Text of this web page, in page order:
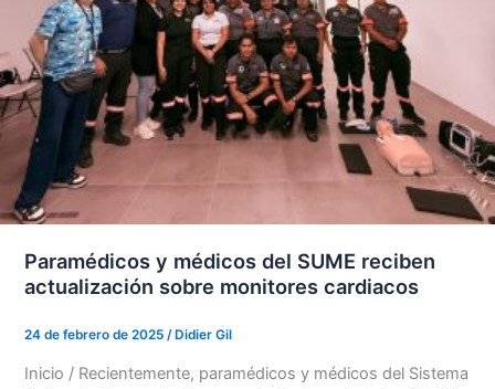
Paramédicos y médicos del SUME reciben
actualización sobre monitores cardiacos
24 de febrero de 2025 / Didier Gil
Inicio / Recientemente, paramédicos y médicos del Sistema